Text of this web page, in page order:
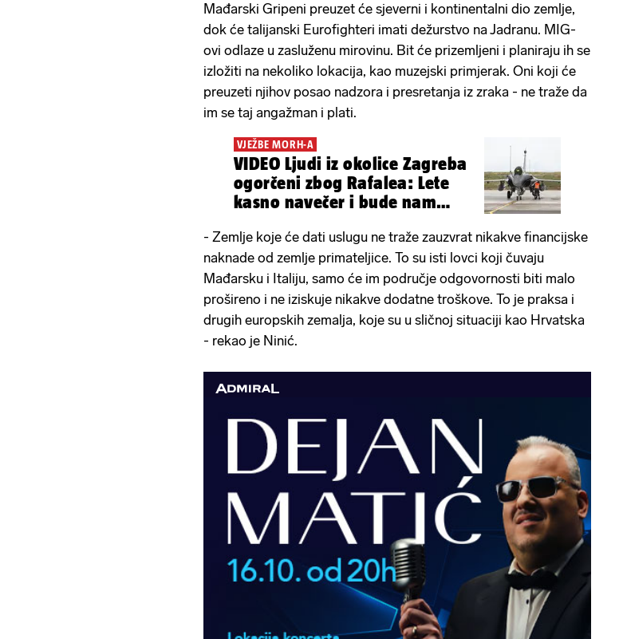
Mađarski Gripeni preuzet će sjeverni i kontinentalni dio zemlje,
dok će talijanski Eurofighteri imati dežurstvo na Jadranu. MIG-
ovi odlaze u zasluženu mirovinu. Bit će prizemljeni i planiraju ih se
izložiti na nekoliko lokacija, kao muzejski primjerak. Oni koji će
preuzeti njihov posao nadzora i presretanja iz zraka - ne traže da
im se taj angažman i plati.
VJEŽBE MORH-A
VIDEO Ljudi iz okolice Zagreba
ogorčeni zbog Rafalea: Lete
kasno navečer i bude nam
- Zemlje koje će dati uslugu ne traže zauzvrat nikakve financijske
naknade od zemlje primateljice. To su isti lovci koji čuvaju
Mađarsku i Italiju, samo će im područje odgovornosti biti malo
prošireno i ne iziskuje nikakve dodatne troškove. To je praksa i
drugih europskih zemalja, koje su u sličnoj situaciji kao Hrvatska
- rekao je Ninić.